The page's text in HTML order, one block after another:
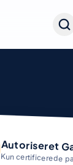
Autoriseret
Kun certificerede